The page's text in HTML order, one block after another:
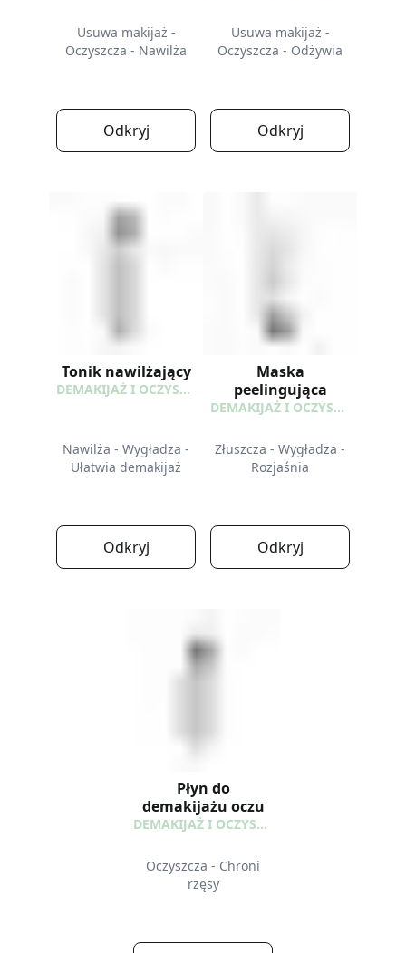
Usuwa makijaż -
Oczyszcza - Nawilża
Odkryj
Usuwa makijaż -
Oczyszcza - Odżywia
Odkryj
Tonik nawilżający
DEMAKIJAŻ I OCZYSZCZANIE
Nawilża - Wygładza -
Ułatwia demakijaż
Odkryj
Maska
peelingująca
DEMAKIJAŻ I OCZYSZCZANIE
Złuszcza - Wygładza -
Rozjaśnia
Odkryj
Płyn do
demakijażu oczu
DEMAKIJAŻ I OCZYSZCZANIE
Oczyszcza - Chroni
rzęsy